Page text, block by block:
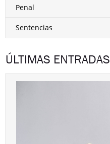
Penal
Sentencias
ÚLTIMAS ENTRADAS